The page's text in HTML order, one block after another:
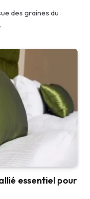
des graines du
essentiel pour